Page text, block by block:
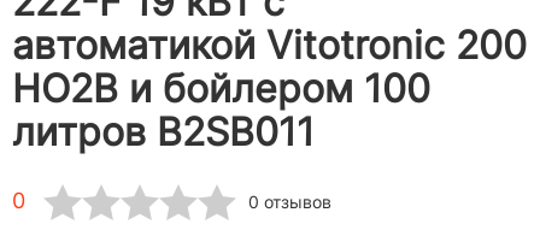
автоматикой Vitotronic 200
HO2B и бойлером 100
литров B2SB011
0 0 отзывов